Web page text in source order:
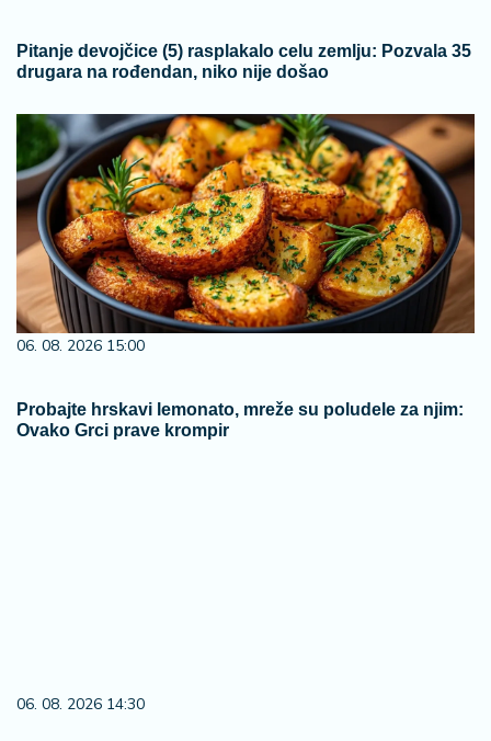
Pitanje devojčice (5) rasplakalo celu zemlju: Pozvala 35
drugara na rođendan, niko nije došao
06. 08. 2026 15:00
Probajte hrskavi lemonato, mreže su poludele za njim:
Ovako Grci prave krompir
06. 08. 2026 14:30